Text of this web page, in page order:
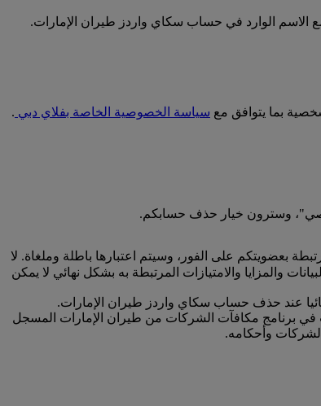
الاسم الوارد في حساب سكاي واردز طيران الإمارات.
بما يتوافق مع سياسة الخصوصية الخاصة بفلاي دبي .
وسترون خيار حذف حسابكم.
بعضويتكم على الفور، وسيتم اعتبارها باطلة وملغاة. لا
عند حذف حساب سكاي واردز طيران الإمارات.
في برنامج مكافآت الشركات من طيران الإمارات المسجل
وأحكامه.
والمزايا والامتيازات المرتبطة به بشكل نهائي لا يمكن